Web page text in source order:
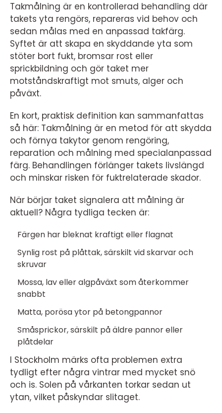
Takmålning är en kontrollerad behandling där
takets yta rengörs, repareras vid behov och
sedan målas med en anpassad takfärg.
Syftet är att skapa en skyddande yta som
stöter bort fukt, bromsar rost eller
sprickbildning och gör taket mer
motståndskraftigt mot smuts, alger och
påväxt.
En kort, praktisk definition kan sammanfattas
så här: Takmålning är en metod för att skydda
och förnya takytor genom rengöring,
reparation och målning med specialanpassad
färg. Behandlingen förlänger takets livslängd
och minskar risken för fuktrelaterade skador.
När börjar taket signalera att målning är
aktuell? Några tydliga tecken är:
Färgen har bleknat kraftigt eller flagnat
Synlig rost på plåttak, särskilt vid skarvar och
skruvar
Mossa, lav eller algpåväxt som återkommer
snabbt
Matta, porösa ytor på betongpannor
Småsprickor, särskilt på äldre pannor eller
plåtdelar
I Stockholm märks ofta problemen extra
tydligt efter några vintrar med mycket snö
och is. Solen på vårkanten torkar sedan ut
ytan, vilket påskyndar slitaget.